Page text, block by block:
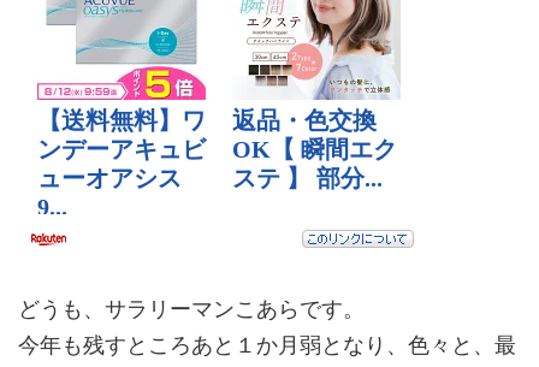
どうも、サラリーマンこあらです。
今年も残すところあと１か月弱となり、色々と、最